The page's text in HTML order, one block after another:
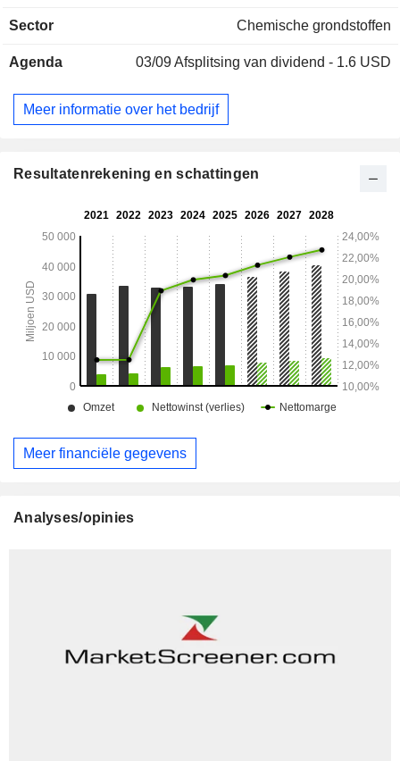
van de omzet is als volgt: Verenigd Koninkrijk (4,7%),
Australië (4,1%), Mexico (4,1%), Brazilië (3,8%) en andere
Sector Chemische grondstoffen
Agenda 03/09Afsplitsing van dividend - 1.6 USD
Meer informatie over het bedrijf
Resultatenrekening en schattingen
Meer financiële gegevens
Analyses/opinies